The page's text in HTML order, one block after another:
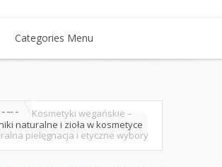
Categories Menu
naturalne i zioła w kosmetyce
Kosmetyki wegańskie –
pielęgnacja i etyczne wybory